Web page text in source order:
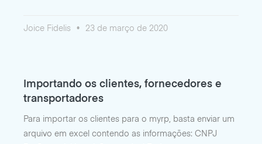
Joice Fidelis 23 de março de 2020
Importando os clientes, fornecedores e
transportadores
Para importar os clientes para o myrp, basta enviar um
arquivo em excel contendo as informações: CNPJ